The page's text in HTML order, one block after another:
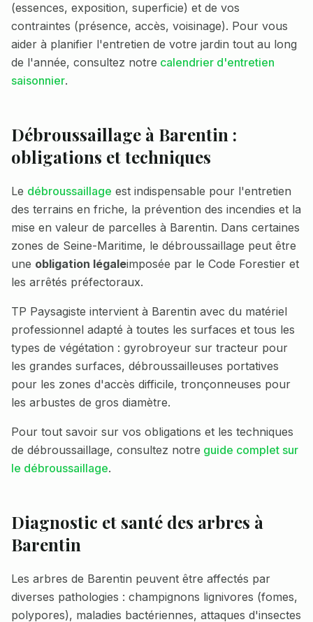
(essences, exposition, superficie) et de vos
contraintes (présence, accès, voisinage). Pour vous
aider à planifier l'entretien de votre jardin tout au long
de l'année, consultez notre calendrier d'entretien
saisonnier.
Débroussaillage à Barentin :
obligations et techniques
Le débroussaillage est indispensable pour l'entretien
des terrains en friche, la prévention des incendies et la
mise en valeur de parcelles à Barentin. Dans certaines
zones de Seine-Maritime, le débroussaillage peut être
une obligation légaleimposée par le Code Forestier et
les arrêtés préfectoraux.
TP Paysagiste intervient à Barentin avec du matériel
professionnel adapté à toutes les surfaces et tous les
types de végétation : gyrobroyeur sur tracteur pour
les grandes surfaces, débroussailleuses portatives
pour les zones d'accès difficile, tronçonneuses pour
les arbustes de gros diamètre.
Pour tout savoir sur vos obligations et les techniques
de débroussaillage, consultez notre guide complet sur
le débroussaillage.
Diagnostic et santé des arbres à
Barentin
Les arbres de Barentin peuvent être affectés par
diverses pathologies : champignons lignivores (fomes,
polypores), maladies bactériennes, attaques d'insectes